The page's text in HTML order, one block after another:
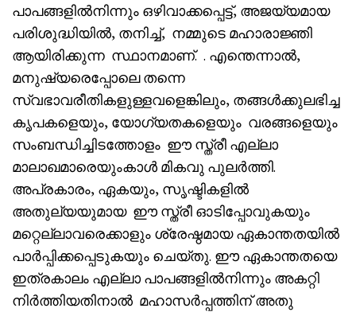
പാപങ്ങളിൽനിന്നും ഒഴിവാക്കപ്പെട്ട്, അജയ്യമായ
പരിശുദ്ധിയിൽ, തനിച്ച്, നമ്മുടെ മഹാരാജ്ഞി
ആയിരിക്കുന്ന സ്ഥാനമാണ്. . എന്തെന്നാൽ,
മനുഷ്യരെപ്പോലെ തന്നെ
സ്വഭാവരീതികളുള്ളവളെങ്കിലും, തങ്ങൾക്കുലഭിച്ച
കൃപകളെയും, യോഗ്യതകളെയും വരങ്ങളെയും
സംബന്ധിച്ചിടത്തോളം ഈ സ്ത്രീ എല്ലാ
മാലാഖമാരെയുംകാൾ മികവു പുലർത്തി.
അപ്രകാരം, ഏകയും, സൃഷ്ടികളിൽ
അതുല്യയുമായ ഈ സ്ത്രീ ഓടിപ്പോവുകയും
മറ്റെല്ലാവരെക്കാളും ശ്രേഷ്ഠമായ ഏകാന്തതയിൽ
പാർപ്പിക്കപ്പെടുകയും ചെയ്തു. ഈ ഏകാന്തതയെ
ഇത്രകാലം എല്ലാ പാപങ്ങളിൽനിന്നും അകറ്റി
നിർത്തിയതിനാൽ മഹാസർപ്പത്തിന് അതു